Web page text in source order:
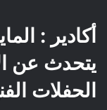
أكادير :
يتحدث عن
الحفلات